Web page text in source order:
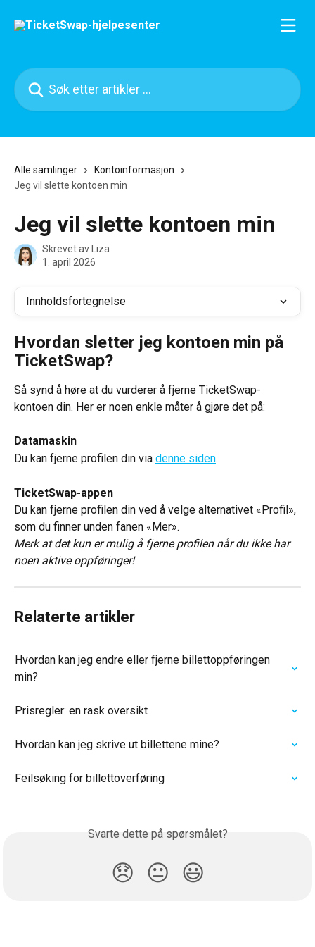
Søk etter artikler ...
Alle samlinger
Kontoinformasjon
Jeg vil slette kontoen min
Jeg vil slette kontoen min
Skrevet av
Liza
1. april 2026
Innholdsfortegnelse
Hvordan sletter jeg kontoen min på
TicketSwap?
Så synd å høre at du vurderer å fjerne TicketSwap-
kontoen din. Her er noen enkle måter å gjøre det på:
Datamaskin
Du kan fjerne profilen din via denne siden.
TicketSwap-appen
Du kan fjerne profilen din ved å velge alternativet «Profil»,
som du finner unden fanen «Mer».
Merk at det kun er mulig å fjerne profilen når du ikke har
noen aktive oppføringer!
Relaterte artikler
Hvordan kan jeg endre eller fjerne billettoppføringen
min?
Prisregler: en rask oversikt
Hvordan kan jeg skrive ut billettene mine?
Feilsøking for billettoverføring
Svarte dette på spørsmålet?
😞 😐 😃